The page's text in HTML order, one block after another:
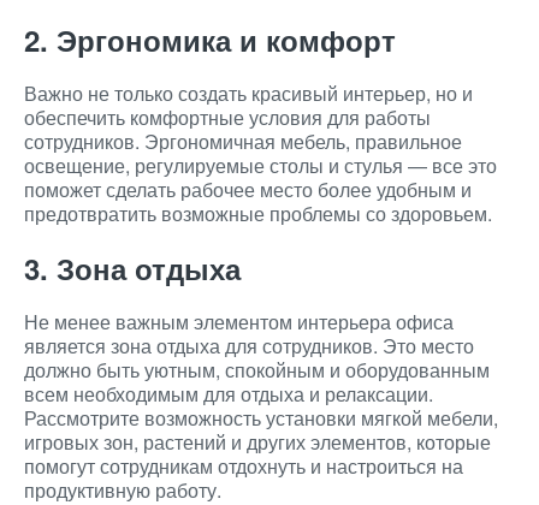
2. Эргономика и комфорт
Важно не только создать красивый интерьер, но и
обеспечить комфортные условия для работы
сотрудников. Эргономичная мебель, правильное
освещение, регулируемые столы и стулья — все это
поможет сделать рабочее место более удобным и
предотвратить возможные проблемы со здоровьем.
3. Зона отдыха
Не менее важным элементом интерьера офиса
является зона отдыха для сотрудников. Это место
должно быть уютным, спокойным и оборудованным
всем необходимым для отдыха и релаксации.
Рассмотрите возможность установки мягкой мебели,
игровых зон, растений и других элементов, которые
помогут сотрудникам отдохнуть и настроиться на
продуктивную работу.